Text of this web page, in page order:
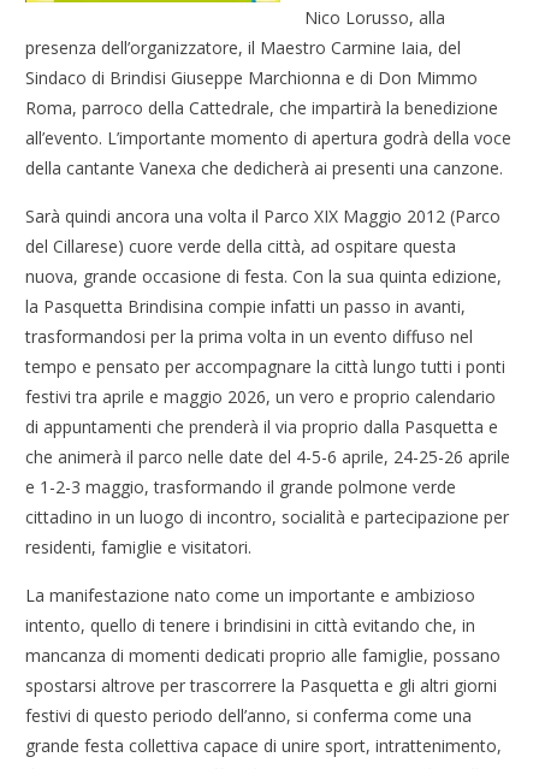
Nico Lorusso, alla
presenza dell’organizzatore, il Maestro Carmine Iaia, del
Sindaco di Brindisi Giuseppe Marchionna e di Don Mimmo
Roma, parroco della Cattedrale, che impartirà la benedizione
all’evento. L’importante momento di apertura godrà della voce
della cantante Vanexa che dedicherà ai presenti una canzone.
Sarà quindi ancora una volta il Parco XIX Maggio 2012 (Parco
del Cillarese) cuore verde della città, ad ospitare questa
nuova, grande occasione di festa. Con la sua quinta edizione,
la Pasquetta Brindisina compie infatti un passo in avanti,
trasformandosi per la prima volta in un evento diffuso nel
tempo e pensato per accompagnare la città lungo tutti i ponti
festivi tra aprile e maggio 2026, un vero e proprio calendario
di appuntamenti che prenderà il via proprio dalla Pasquetta e
che animerà il parco nelle date del 4-5-6 aprile, 24-25-26 aprile
e 1-2-3 maggio, trasformando il grande polmone verde
cittadino in un luogo di incontro, socialità e partecipazione per
residenti, famiglie e visitatori.
La manifestazione nato come un importante e ambizioso
intento, quello di tenere i brindisini in città evitando che, in
mancanza di momenti dedicati proprio alle famiglie, possano
spostarsi altrove per trascorrere la Pasquetta e gli altri giorni
festivi di questo periodo dell’anno, si conferma come una
grande festa collettiva capace di unire sport, intrattenimento,